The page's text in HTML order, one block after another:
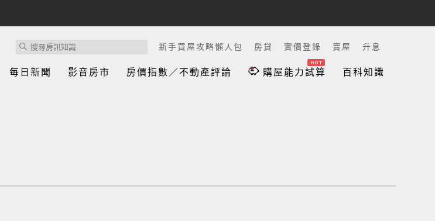
新手買屋攻略懶人包 房貸 實價登錄 賣屋 升息
每日新聞 影音房市 房價指數／不動產評論 購屋能力試算 百科知識